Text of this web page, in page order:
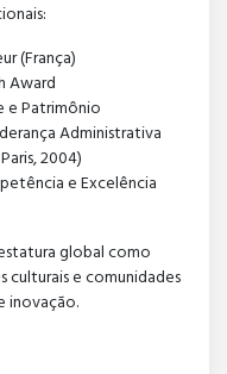
(França)
Award
e Patrimônio
Administrativa
2004)
e Excelência
global como
culturais e comunidades
inovação.